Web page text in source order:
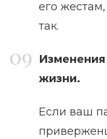
его
так.
Изменения
жизни.
Если ваш